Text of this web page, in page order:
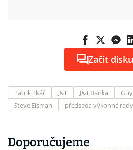
Začít
Patrik Tkáč J&T J&T Banka
Steve Eisman
předseda výkonné rady
Doporučujeme